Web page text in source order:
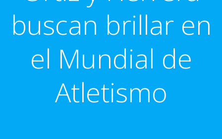
buscan brillar en
el Mundial de
Atletismo